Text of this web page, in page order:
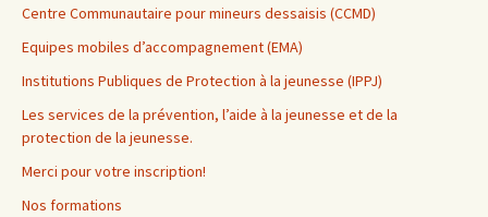
Centre Communautaire pour mineurs dessaisis (CCMD)
Equipes mobiles d’accompagnement (EMA)
Institutions Publiques de Protection à la jeunesse (IPPJ)
Les services de la prévention, l’aide à la jeunesse et de la
protection de la jeunesse.
Merci pour votre inscription!
Nos formations